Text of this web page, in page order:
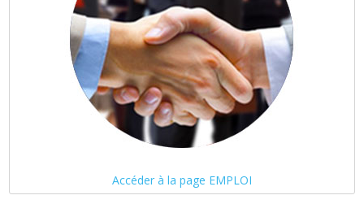
Accéder à la page EMPLOI